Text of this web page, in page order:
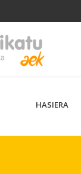
HASIERA